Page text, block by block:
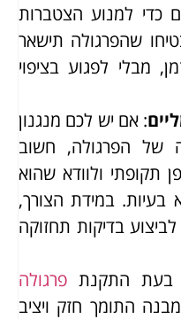
כדי למנוע הצטברות
שהפרגולה תישאר
מבלי לפגוע בציפוי
: אם יש לכם מנגנון
של הפרגולה, חשוב
תקופתי ולוודא שהוא
בעיות. במידת הצורך,
בדיקות תחזוקה
בעת התקנת פרגולה
התומך חזק ויציב